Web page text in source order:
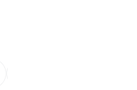
张雨绮提出想合